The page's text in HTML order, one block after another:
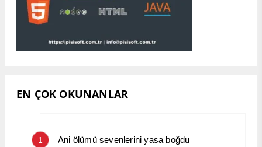
EN ÇOK OKUNANLAR
1 Ani ölümü sevenlerini yasa boğdu